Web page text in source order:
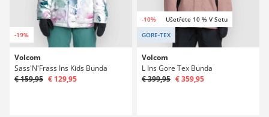
-19%
Volcom
Sass'N'Frass Ins Kids Bunda
€ 159,95 € 129,95
-10%
Ušetřete 10 % V Setu
GORE-TEX
Volcom
L Ins Gore Tex Bunda
€ 399,95 € 359,95